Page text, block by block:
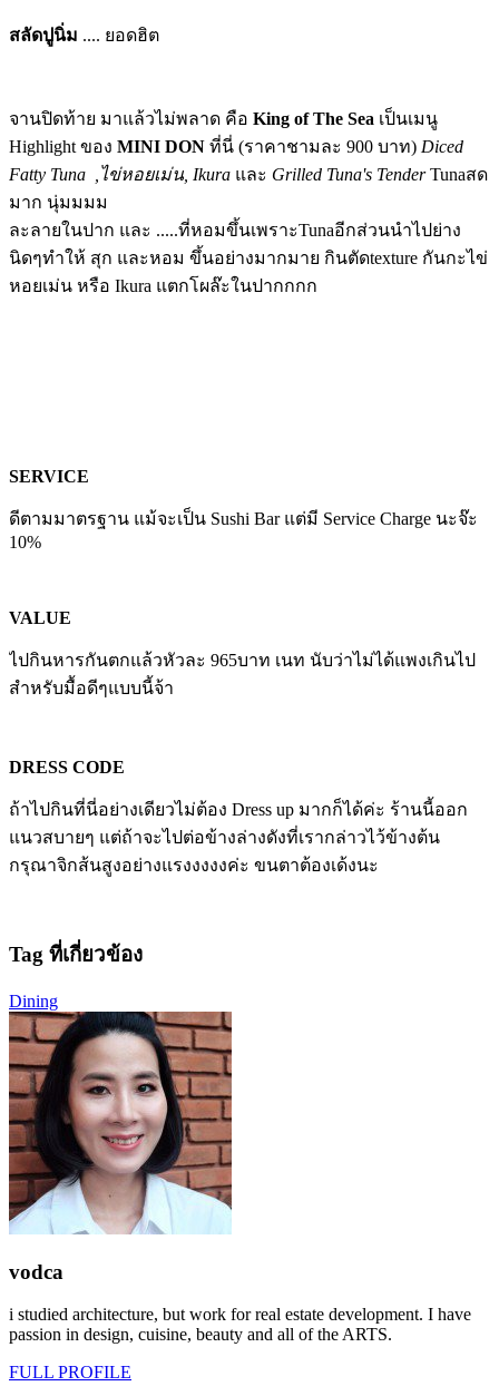
สลัดปูนิ่ม .... ยอดฮิต
จานปิดท้าย มาแล้วไม่พลาด คือ King of The Sea เป็นเมนู
Highlight ของ MINI DON ที่นี่ (ราคาชามละ 900 บาท) Diced
Fatty Tuna ,ไข่หอยเม่น, Ikura และ Grilled Tuna's TenderTunaสด
มาก นุ่มมมม
ละลายในปาก และ .....ที่หอมขึ้นเพราะTunaอีกส่วนนำไปย่าง
นิดๆทำให้ สุก และหอม ขึ้นอย่างมากมาย กินตัดtexture กันกะไข่
หอยเม่น หรือ Ikura แตกโผล๊ะในปากกกก
SERVICE
ดีตามมาตรฐาน แม้จะเป็น Sushi Bar แต่มี Service Charge นะจ๊ะ
10%
VALUE
ไปกินหารกันตกแล้วหัวละ 965บาท เนท นับว่าไม่ได้แพงเกินไป
สำหรับมื้อดีๆแบบนี้จ้า
DRESS CODE
ถ้าไปกินที่นี่อย่างเดียวไม่ต้อง Dress up มากก็ได้ค่ะ ร้านนี้ออก
แนวสบายๆ แต่ถ้าจะไปต่อข้างล่างดังที่เรากล่าวไว้ข้างต้น
กรุณาจิกส้นสูงอย่างแรงงงงงค่ะ ขนตาต้องเด้งนะ
Tag ที่เกี่ยวข้อง
Dining
vodca
i studied architecture, but work for real estate development. I have
passion in design, cuisine, beauty and all of the ARTS.
FULL PROFILE